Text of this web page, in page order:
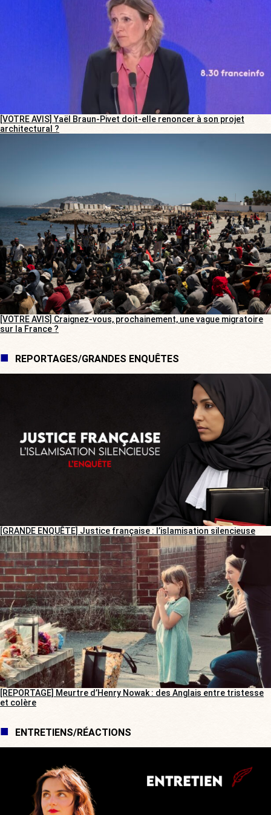
[VOTRE AVIS] Yaël Braun-Pivet doit-elle renoncer à son projet
architectural ?
[VOTRE AVIS] Craignez-vous, prochainement, une vague migratoire
sur la France ?
REPORTAGES/GRANDES ENQUÊTES
[GRANDE ENQUÊTE] Justice française : l’islamisation silencieuse
[REPORTAGE] Meurtre d’Henry Nowak : des Anglais entre tristesse
et colère
ENTRETIENS/RÉACTIONS